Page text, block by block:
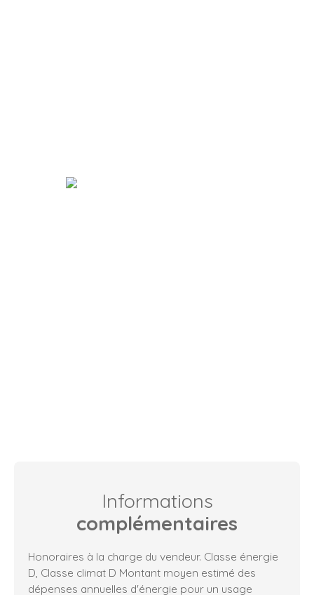
Informations
complémentaires
Honoraires à la charge du vendeur. Classe énergie
D, Classe climat D Montant moyen estimé des
dépenses annuelles d'énergie pour un usage